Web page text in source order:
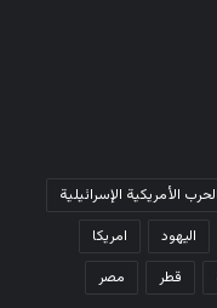
الحرب الأمريكية الإسرائيلية
اليهود
امريكا
قطر مصر